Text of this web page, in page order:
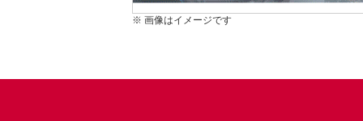
※ 画像はイメージです